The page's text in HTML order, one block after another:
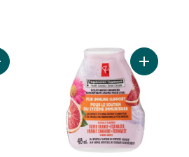
Crème glacée au chocolat et
Ajouter